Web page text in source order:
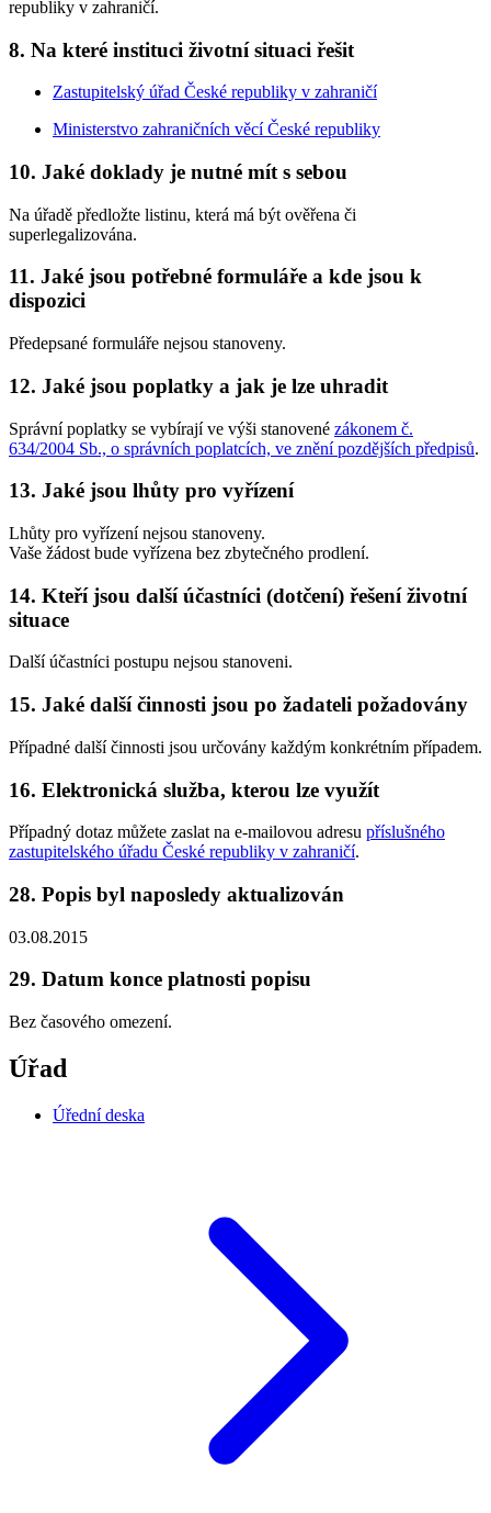
republiky v zahraničí.
8. Na které instituci životní situaci řešit
Zastupitelský úřad České republiky v zahraničí
Ministerstvo zahraničních věcí České republiky
10. Jaké doklady je nutné mít s sebou
Na úřadě předložte listinu, která má být ověřena či
superlegalizována.
11. Jaké jsou potřebné formuláře a kde jsou k
dispozici
Předepsané formuláře nejsou stanoveny.
12. Jaké jsou poplatky a jak je lze uhradit
Správní poplatky se vybírají ve výši stanovené zákonem č.
634/2004 Sb., o správních poplatcích, ve znění pozdějších předpisů.
13. Jaké jsou lhůty pro vyřízení
Lhůty pro vyřízení nejsou stanoveny.
Vaše žádost bude vyřízena bez zbytečného prodlení.
14. Kteří jsou další účastníci (dotčení) řešení životní
situace
Další účastníci postupu nejsou stanoveni.
15. Jaké další činnosti jsou po žadateli požadovány
Případné další činnosti jsou určovány každým konkrétním případem.
16. Elektronická služba, kterou lze využít
Případný dotaz můžete zaslat na e-mailovou adresu příslušného
zastupitelského úřadu České republiky v zahraničí.
28. Popis byl naposledy aktualizován
03.08.2015
29. Datum konce platnosti popisu
Bez časového omezení.
Úřad
Úřední deska